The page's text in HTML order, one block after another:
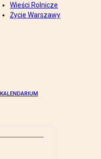
Wieści Rolnicze
Życie Warszawy
KALENDARIUM